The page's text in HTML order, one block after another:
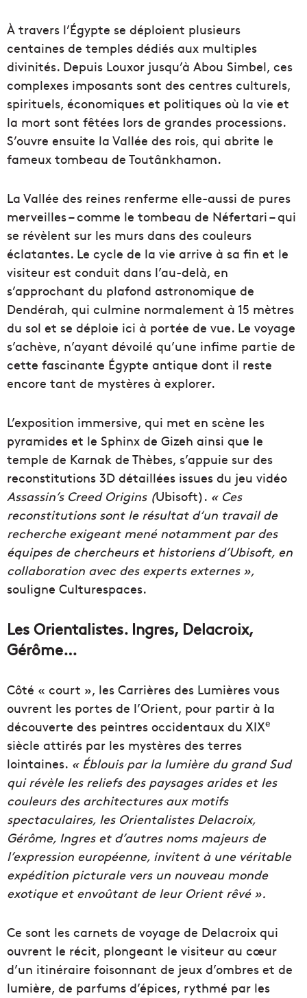
À travers l’Égypte se déploient plusieurs
centaines de temples dédiés aux multiples
divinités. Depuis Louxor jusqu’à Abou Simbel, ces
complexes imposants sont des centres culturels,
spirituels, économiques et politiques où la vie et
la mort sont fêtées lors de grandes processions.
S’ouvre ensuite la Vallée des rois, qui abrite le
fameux tombeau de Toutânkhamon.
La Vallée des reines renferme elle-aussi de pures
merveilles – comme le tombeau de Néfertari – qui
se révèlent sur les murs dans des couleurs
éclatantes. Le cycle de la vie arrive à sa fin et le
visiteur est conduit dans l’au-delà, en
s’approchant du plafond astronomique de
Dendérah, qui culmine normalement à 15 mètres
du sol et se déploie ici à portée de vue. Le voyage
s’achève, n’ayant dévoilé qu’une infime partie de
cette fascinante Égypte antique dont il reste
encore tant de mystères à explorer.
L’exposition immersive, qui met en scène les
pyramides et le Sphinx de Gizeh ainsi que le
temple de Karnak de Thèbes, s’appuie sur des
reconstitutions 3D détaillées issues du jeu vidéo
Assassin’s Creed Origins (Ubisoft). « Ces
reconstitutions sont le résultat d‘un travail de
recherche exigeant mené notamment par des
équipes de chercheurs et historiens d’Ubisoft, en
collaboration avec des experts externes »,
souligne Culturespaces.
Les Orientalistes. Ingres, Delacroix,
Gérôme…
Côté « court », les Carrières des Lumières vous
ouvrent les portes de l’Orient, pour partir à la
découverte des peintres occidentaux du XIXe
siècle attirés par les mystères des terres
lointaines. « Éblouis par la lumière du grand Sud
qui révèle les reliefs des paysages arides et les
couleurs des architectures aux motifs
spectaculaires, les Orientalistes Delacroix,
Gérôme, Ingres et d’autres noms majeurs de
l’expression européenne, invitent à une véritable
expédition picturale vers un nouveau monde
exotique et envoûtant de leur Orient rêvé ».
Ce sont les carnets de voyage de Delacroix qui
ouvrent le récit, plongeant le visiteur au cœur
d’un itinéraire foisonnant de jeux d’ombres et de
lumière, de parfums d’épices, rythmé par les